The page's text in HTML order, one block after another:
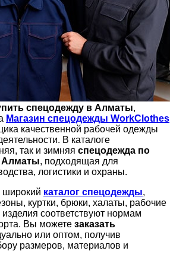
спецодежду в Алматы,
Магазин спецодежды WorkClothes
качественной рабочей одежды
В каталоге
так и зимняя спецодежда по
Алматы, подходящая для
логистики и охраны.
широкий каталог спецодежды,
куртки, брюки, халаты, рабочие
соответствуют нормам
Вы можете заказать
или оптом, получив
размеров, материалов и